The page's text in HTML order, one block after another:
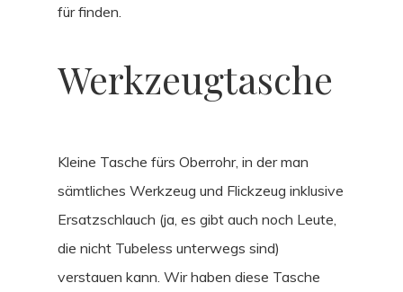
für finden.
Werkzeugtasche
Kleine Tasche fürs Oberrohr, in der man
sämtliches Werkzeug und Flickzeug inklusive
Ersatzschlauch (ja, es gibt auch noch Leute,
die nicht Tubeless unterwegs sind)
verstauen kann. Wir haben diese Tasche